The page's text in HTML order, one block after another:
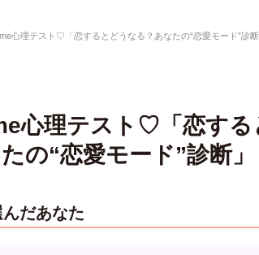
心理テスト♡「恋するとどうなる？あなたの“恋愛モード”診断
心理テスト♡「恋する
の“恋愛モード”診断」
だあなた